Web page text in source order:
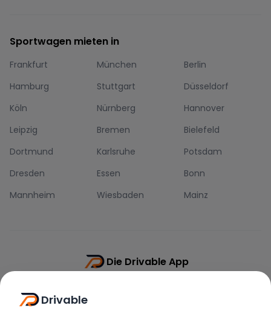
Sportwagen mieten in
Frankfurt München
Berlin
Hamburg
Stuttgart
Düsseldorf
Köln
Nürnberg
Hannover
Leipzig
Bremen
Bielefeld
Dortmund
Karlsruhe
Potsdam
Dresden
Essen
Bonn
Mannheim
Wiesbaden Mainz
Die Drivable App
Drivable